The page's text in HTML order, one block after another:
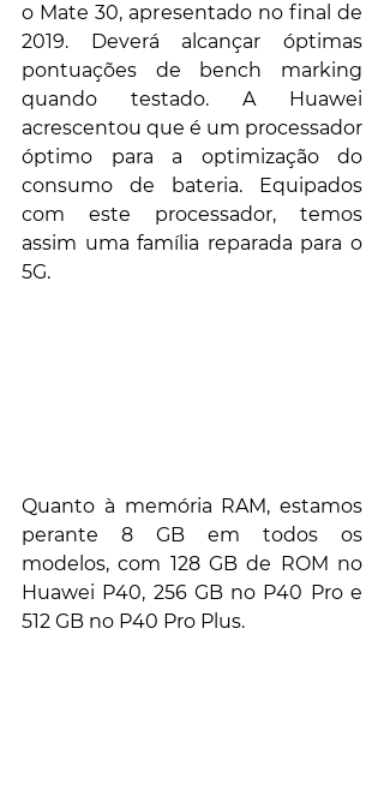
o Mate 30, apresentado no final de
2019. Deverá alcançar óptimas
pontuações de bench marking
quando testado. A Huawei
acrescentou que é um processador
óptimo para a optimização do
consumo de bateria. Equipados
com este processador, temos
assim uma família reparada para o
5G.
Quanto à memória RAM, estamos
perante 8 GB em todos os
modelos, com 128 GB de ROM no
Huawei P40, 256 GB no P40 Pro e
512 GB no P40 Pro Plus.